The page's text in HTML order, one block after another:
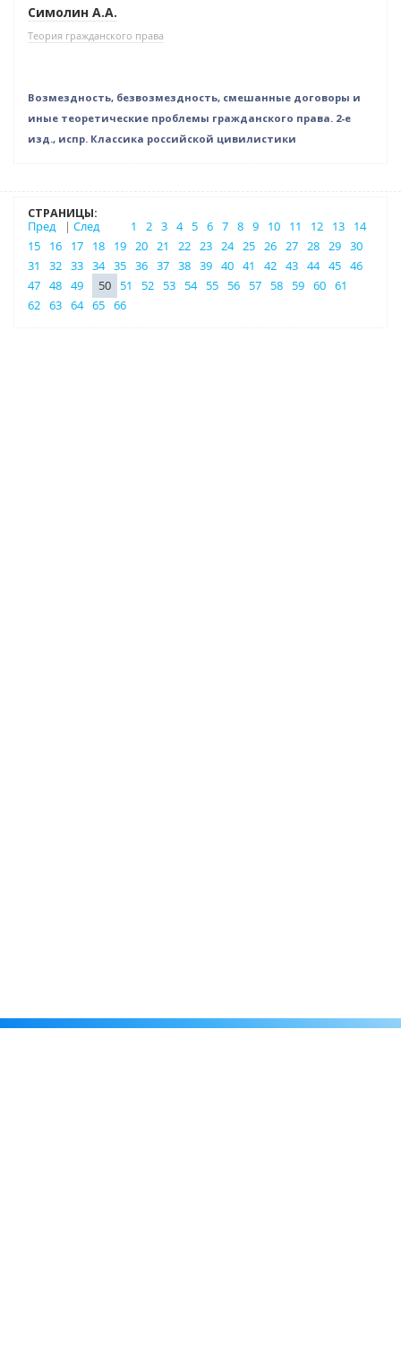
Симолин А.А.
Теория гражданского права
Возмездность, безвозмездность, смешанные договоры и
иные теоретические проблемы гражданского права. 2-е
изд., испр. Классика российской цивилистики
СТРАНИЦЫ:
Пред
| След 1 2 3 4 5 6 7 8 9 10 11 12 13
14
15
16 17 18 19 20 21 22 23 24 25 26 27 28 29 30
31
32 33 34 35 36 37 38 39 40 41 42 43 44 45 46
47 48 49 50 51 52 53 54 55 56 57 58 59 60 61
62 63 64 65 66